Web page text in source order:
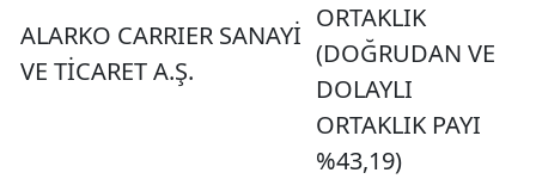
ALARKO CARRIER SANAYİ
VE TİCARET A.Ş.
ORTAKLIK
(DOĞRUDAN VE
DOLAYLI
ORTAKLIK PAYI
%43,19)